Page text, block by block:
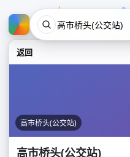
返回
高市桥头(公交站)
高市桥头(公交站)